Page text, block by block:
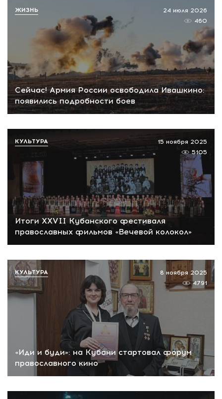
Сейчас! Армия России освободила Ивашкино:
появились подробности боев
24 июля 2026
460
ЖИЗНЬ
Итоги XXVII Кубанского фестиваля
православных фильмов «Вечевой колокол»
15 ноября 2025
5105
КУЛЬТУРА
«Иди и буди»: на Кубани стартовал форум
православного кино
8 ноября 2025
4791
КУЛЬТУРА